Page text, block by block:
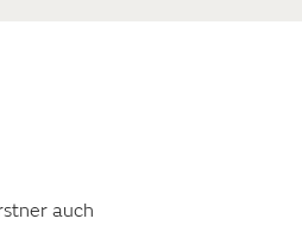
auch